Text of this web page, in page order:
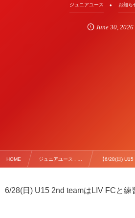
ジュニアユース お知ら
June 30,2026
HOME ジュニアユース , … 【6/28(日)
6/28(日) U15 2nd teamはLIV FCと練